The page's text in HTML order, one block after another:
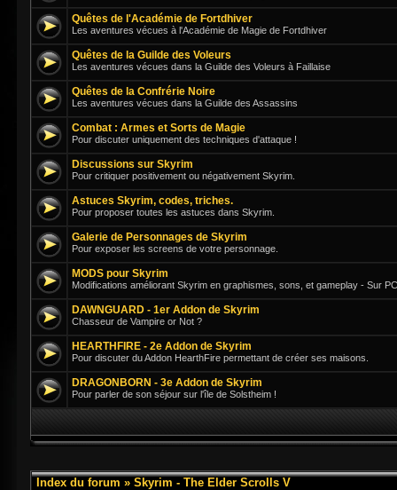
Quêtes de l'Académie de Fortdhiver
Les aventures vécues à l'Académie de Magie de Fortdhiver
Quêtes de la Guilde des Voleurs
Les aventures vécues dans la Guilde des Voleurs à Faillaise
Quêtes de la Confrérie Noire
Les aventures vécues dans la Guilde des Assassins
Combat : Armes et Sorts de Magie
Pour discuter uniquement des techniques d'attaque !
Discussions sur Skyrim
Pour critiquer positivement ou négativement Skyrim.
Astuces Skyrim, codes, triches.
Pour proposer toutes les astuces dans Skyrim.
Galerie de Personnages de Skyrim
Pour exposer les screens de votre personnage.
MODS pour Skyrim
Modifications améliorant Skyrim en graphismes, sons, et gameplay - Sur
DAWNGUARD - 1er Addon de Skyrim
Chasseur de Vampire or Not ?
HEARTHFIRE - 2e Addon de Skyrim
Pour discuter du Addon HearthFire permettant de créer ses maisons.
DRAGONBORN - 3e Addon de Skyrim
Pour parler de son séjour sur l'île de Solstheim !
Index du forum » Skyrim - The Elder Scrolls V